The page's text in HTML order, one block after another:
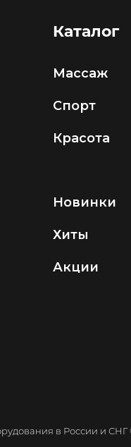
Каталог
Массаж
Спорт
Красота
Новинки
Хиты
Акции
в России и